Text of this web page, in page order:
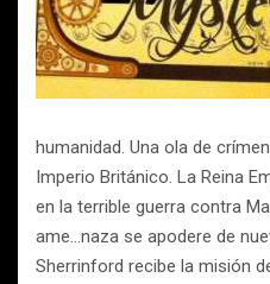
humanidad. Una ola de
Imperio Británico. La Reina
en la terrible guerra contra
ame…naza se apodere de
Sherrinford recibe la misión